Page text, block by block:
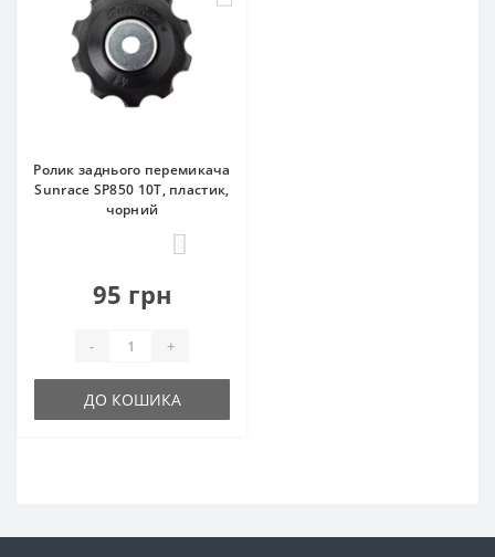
Ролик заднього перемикача
Sunrace SP850 10T, пластик,
чорний
95 грн
- +
ДО КОШИКА